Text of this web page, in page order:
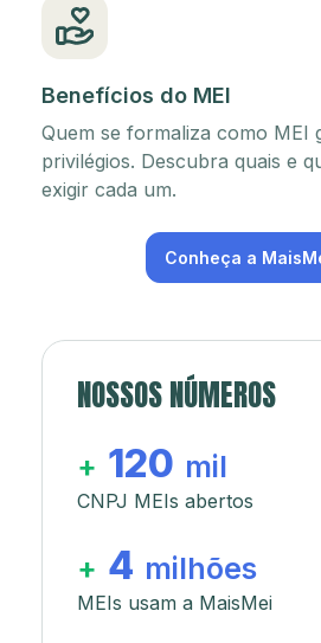
Benefícios do MEI
Quem se formaliza como MEI
privilégios. Descubra quais e
exigir cada um.
Conheça a
NOSSOS NÚMEROS
+ 120 mil
CNPJ MEIs abertos
+ 4 milhões
MEIs usam a MaisMei